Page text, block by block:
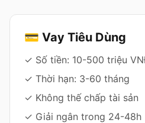
💳 Vay Tiêu Dùng
✓ Số tiền: 10-500 triệu
✓ Thời hạn: 3-60 tháng
✓ Không thế chấp tài sản
✓ Giải ngân trong 24-48h